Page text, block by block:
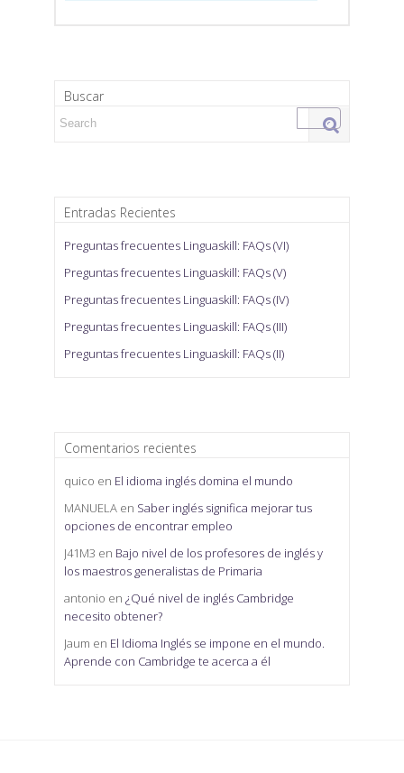
Buscar
Entradas Recientes
Preguntas frecuentes Linguaskill: FAQs (VI)
Preguntas frecuentes Linguaskill: FAQs (V)
Preguntas frecuentes Linguaskill: FAQs (IV)
Preguntas frecuentes Linguaskill: FAQs (III)
Preguntas frecuentes Linguaskill: FAQs (II)
Comentarios recientes
quico en El idioma inglés domina el mundo
MANUELA en Saber inglés significa mejorar tus
opciones de encontrar empleo
J41M3 en Bajo nivel de los profesores de inglés y
los maestros generalistas de Primaria
antonio en ¿Qué nivel de inglés Cambridge
necesito obtener?
Jaum en El Idioma Inglés se impone en el mundo.
Aprende con Cambridge te acerca a él